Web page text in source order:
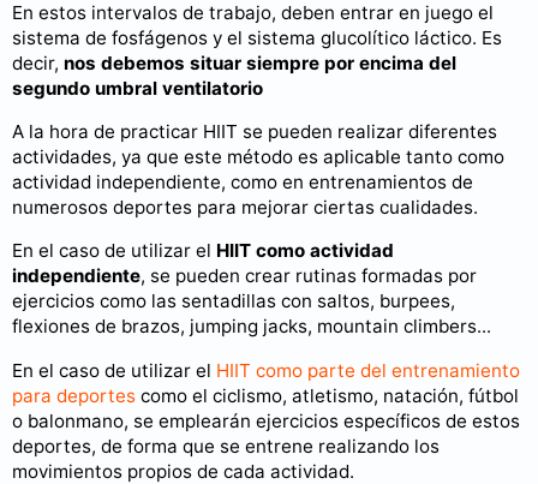
En estos intervalos de trabajo, deben entrar en juego el
sistema de fosfágenos y el sistema glucolítico láctico. Es
decir, nos debemos situar siempre por encima del
segundo umbral ventilatorio
A la hora de practicar HIIT se pueden realizar diferentes
actividades, ya que este método es aplicable tanto como
actividad independiente, como en entrenamientos de
numerosos deportes para mejorar ciertas cualidades.
En el caso de utilizar el HIIT como actividad
independiente, se pueden crear rutinas formadas por
ejercicios como las sentadillas con saltos, burpees,
flexiones de brazos, jumping jacks, mountain climbers...
En el caso de utilizar el HIIT como parte del entrenamiento
para deportes como el ciclismo, atletismo, natación, fútbol
o balonmano, se emplearán ejercicios específicos de estos
deportes, de forma que se entrene realizando los
movimientos propios de cada actividad.